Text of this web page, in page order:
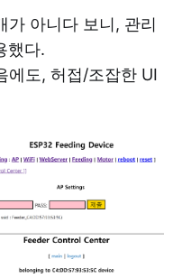
가 아니다 보니, 관리
했다.
에도, 허접/조잡한 UI